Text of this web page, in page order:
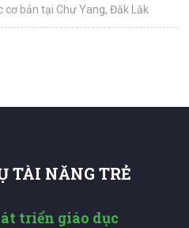
cơ bản tại Chư Yang, Đăk Lăk
TÀI NĂNG TRẺ
triển giáo dục